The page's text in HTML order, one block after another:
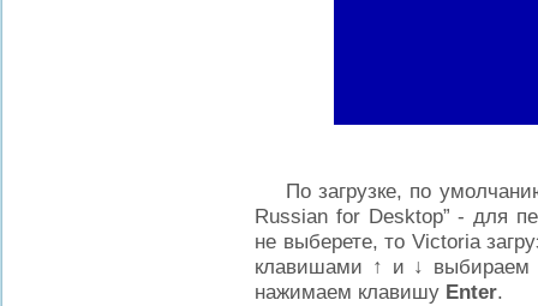
По загрузке, по
Russian for Desktop” - для
не выберете, то Victoria
клавишами ↑ и ↓ выбираем
нажимаем клавишу Enter.